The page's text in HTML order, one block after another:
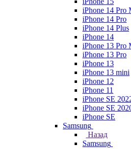
iPhone 14 Pro
iPhone 14 Pro
iPhone 14 Plus
iPhone 14
iPhone 13 Pro
iPhone 13 Pro
iPhone 13
iPhone 13 mini
iPhone 12
iPhone 11
iPhone SE
iPhone SE
iPhone SE
Samsung
Назад
Samsung